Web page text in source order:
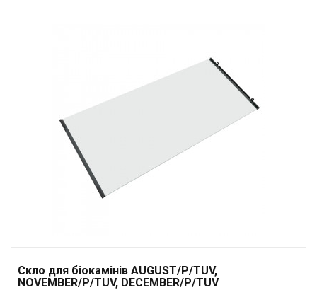
Скло для біокамінів AUGUST/P/TUV,
NOVEMBER/P/TUV, DECEMBER/P/TUV